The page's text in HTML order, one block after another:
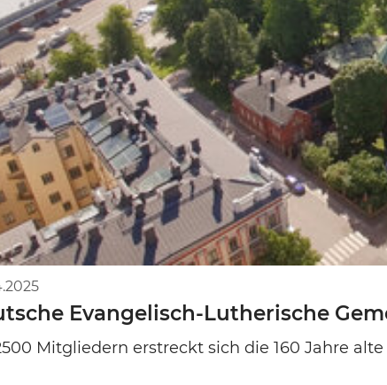
Evangelisch-Lutherische
Mitgliedern erstreckt sich die 160 Jahre